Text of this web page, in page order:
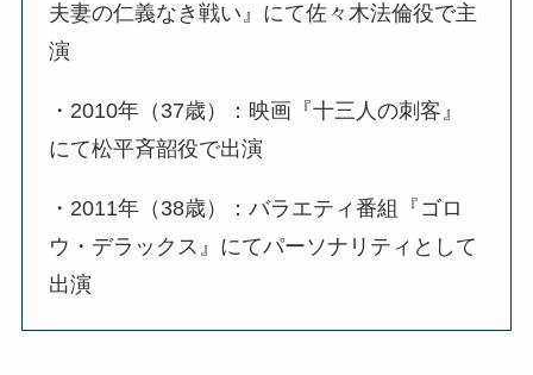
夫妻の仁義なき戦い』にて佐々木法倫役で主
演
・2010年（37歳）：映画『十三人の刺客』
にて松平斉韶役で出演
・2011年（38歳）：バラエティ番組『ゴロ
ウ・デラックス』にてパーソナリティとして
出演